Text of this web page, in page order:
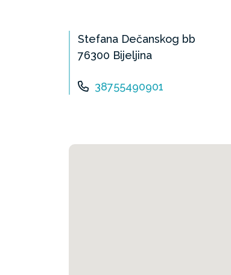
Stefana Dečanskog bb
76300 Bijeljina
38755490901